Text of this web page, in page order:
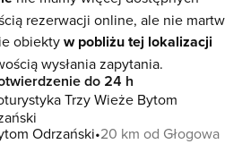
rezerwacji online, ale nie martw
obiektyw pobliżu tej lokalizacji
wysłania zapytania.
do 24 h
Trzy Wieże Bytom
Odrzański 20 km od Głogowa